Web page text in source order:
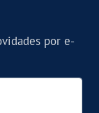
novidades por e-